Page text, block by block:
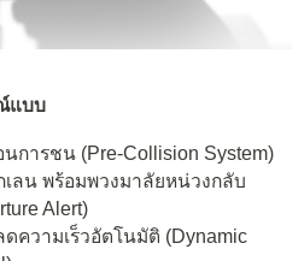
แบบ
การชน (Pre-Collision System)
เลน พร้อมพวงมาลัยหน่วงกลับ
Alert)
ความเร็วอัตโนมัติ (Dynamic